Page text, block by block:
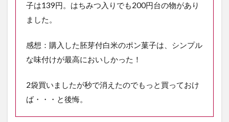
子は139円。はちみつ入りでも200円台の物があり
ました。
感想：購入した胚芽付白米のポン菓子は、シンプル
な味付けが最高においしかった！
2袋買いましたが秒で消えたのでもっと買っておけ
ば・・・と後悔。